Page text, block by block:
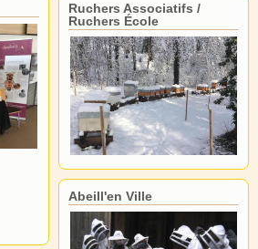
Ruchers Associatifs /
Ruchers École
Abeill'en Ville